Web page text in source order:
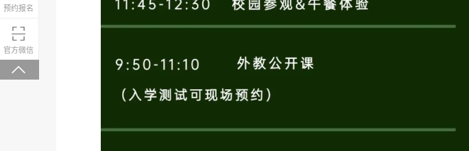
预约报名

官方微信
